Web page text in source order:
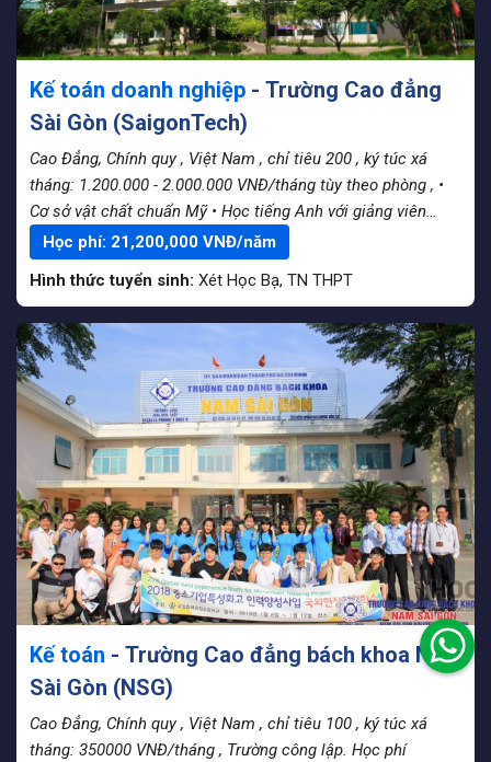
Kế toán doanh nghiệp - Trường Cao đẳng
Sài Gòn (SaigonTech)
Cao Đẳng, Chính quy , Việt Nam , chỉ tiêu 200 , ký túc xá
tháng: 1.200.000 - 2.000.000 VNĐ/tháng tùy theo phòng , •
Cơ sở vật chất chuẩn Mỹ • Học tiếng Anh với giảng viên
nước ngoài • Lớp học sĩ số nhỏ • Hơn 60% thời lượng môn
học là thực hành • 100% sinh viên tốt nghiệp ra trường có
việc làm
Học phí: 21,200,000 VNĐ/năm
Hình thức tuyển sinh: Xét Học Bạ, TN THPT
Kế toán - Trường Cao đẳng bách khoa Nam
Sài Gòn (NSG)
Cao Đẳng, Chính quy , Việt Nam , chỉ tiêu 100 , ký túc xá
tháng: 350000 VNĐ/tháng , Trường công lập. Học phí